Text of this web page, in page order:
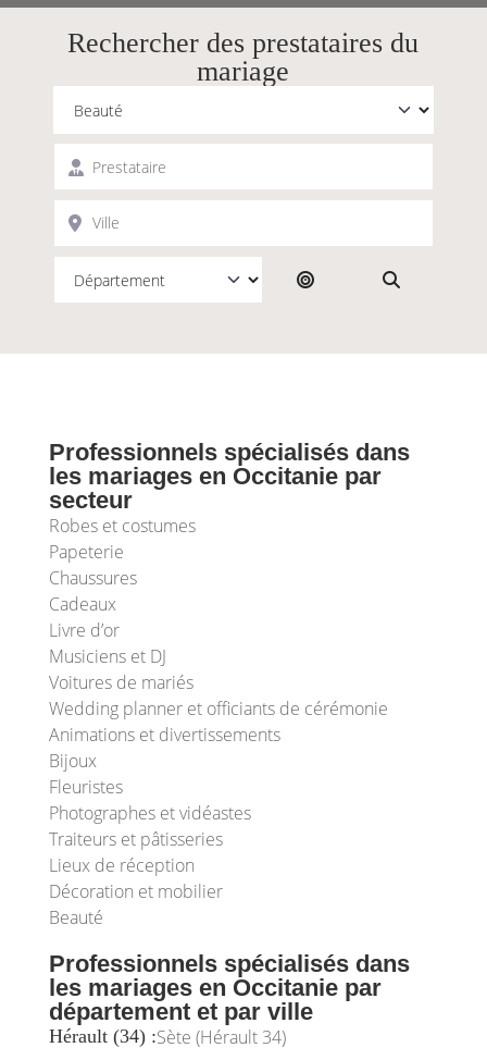
Rechercher des prestataires du
mariage
Prestataire
Ville
Rechercher par
Professionnels spécialisés dans
les mariages en Occitanie par
secteur
Robes et costumes
Papeterie
Chaussures
Cadeaux
Livre d’or
Musiciens et DJ
Voitures de mariés
Wedding planner et officiants de cérémonie
Animations et divertissements
Bijoux
Fleuristes
Photographes et vidéastes
Traiteurs et pâtisseries
Lieux de réception
Décoration et mobilier
Beauté
Professionnels spécialisés dans
les mariages en Occitanie par
département et par ville
Hérault (34) :Sète (Hérault 34)